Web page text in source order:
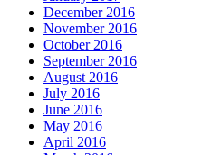
December 2016
November 2016
October 2016
September 2016
August 2016
July 2016
June 2016
May 2016
April 2016